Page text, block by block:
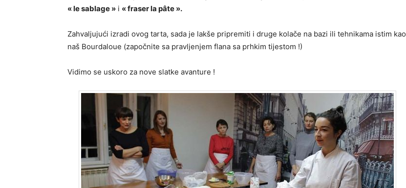
« le sablage » i « fraser la pâte ».
Zahvaljujući izradi ovog tarta, sada je lakše pripremiti i druge kolače na bazi ili tehnikama istim kao
naš Bourdaloue (započnite sa pravljenjem flana sa prhkim tijestom !)
Vidimo se uskoro za nove slatke avanture !